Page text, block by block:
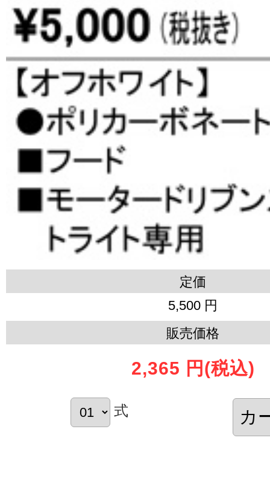
定価
5,500 円
販売価格
2,365 円 (税込)
式